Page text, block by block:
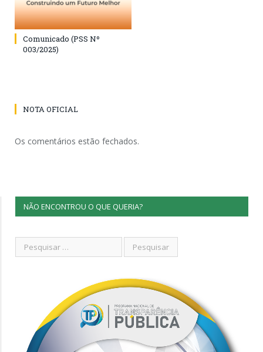
Comunicado (PSS Nº
003/2025)
NOTA OFICIAL
Os comentários estão fechados.
NÃO ENCONTROU O QUE QUERIA?